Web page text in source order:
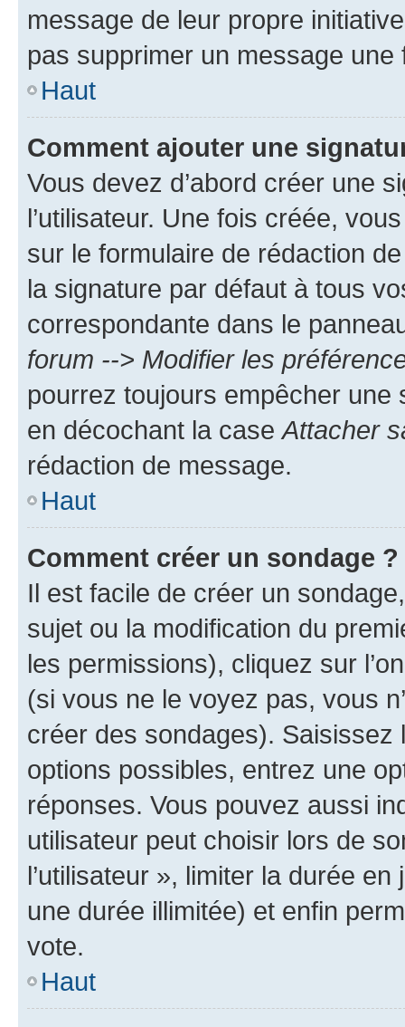
message de leur propre
pas supprimer un message une
Haut
Comment ajouter une
Vous devez d’abord créer une
l’utilisateur. Une fois créée,
sur le formulaire de rédaction
la signature par défaut à tous
correspondante dans le
forum --> Modifier les
pourrez toujours empêcher une
en décochant la case Attacher
rédaction de message.
Haut
Comment créer un sondage ?
Il est facile de créer un
sujet ou la modification du
les permissions), cliquez sur
(si vous ne le voyez pas, vous
créer des sondages).
options possibles, entrez une
réponses. Vous pouvez aussi
utilisateur peut choisir lors de
l’utilisateur », limiter la durée
une durée illimitée) et enfin
vote.
Haut